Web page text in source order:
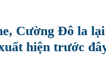
Cường Đô la
hiện trước